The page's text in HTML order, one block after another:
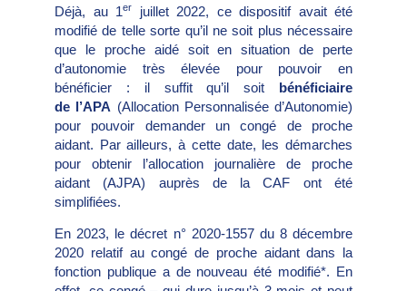
Déjà, au 1er
juillet 2022, ce dispositif avait été
modifié de telle sorte qu’il ne soit plus nécessaire
que le proche aidé soit en situation de perte
d’autonomie très élevée pour pouvoir en
bénéficier : il suffit qu’il soit bénéficiaire
de l’APA (Allocation Personnalisée d’Autonomie)
pour pouvoir demander un congé de proche
aidant. Par ailleurs, à cette date, les démarches
pour obtenir l’allocation journalière de proche
aidant (AJPA) auprès de la CAF ont été
simplifiées.
En 2023, le décret n° 2020-1557 du 8 décembre
2020 relatif au congé de proche aidant dans la
fonction publique a de nouveau été modifié*. En